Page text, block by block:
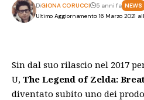
Ultimo Aggiornamento: 16 Marzo 2021
DiGIONA CORUCCI 5 anni fa NEWS
Sin dal suo rilascio nel 2017
U, The Legend of Zelda:
diventato subito uno dei